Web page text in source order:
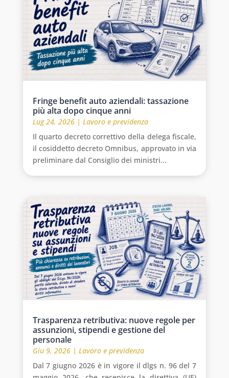
Fringe benefit auto aziendali: tassazione
più alta dopo cinque anni
Lug 24, 2026| Lavoro e previdenza
Il quarto decreto correttivo della delega fiscale,
il cosiddetto decreto Omnibus, approvato in via
preliminare dal Consiglio dei ministri...
Trasparenza retributiva: nuove regole per
assunzioni, stipendi e gestione del
personale
Giu 9, 2026| Lavoro e previdenza
Dal 7 giugno 2026 è in vigore il dlgs n. 96 del 7